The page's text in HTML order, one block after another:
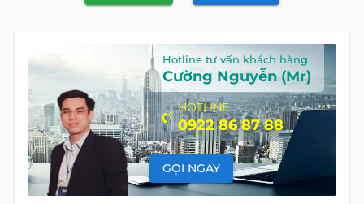
Hotline tư vấn khách hàng
Cường Nguyễn (Mr)
HOTLINE
0922 86 87 88
GỌI NGAY